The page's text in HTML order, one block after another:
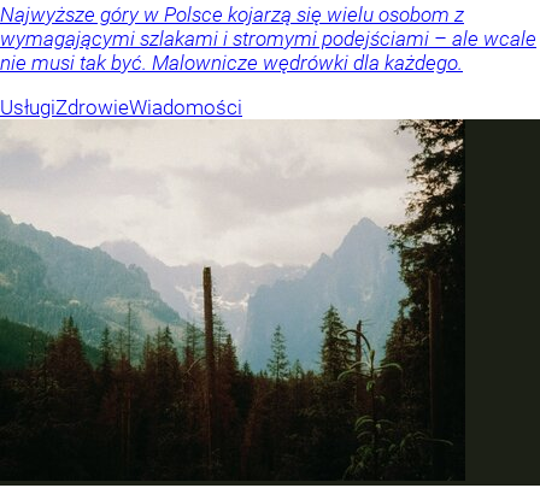
Najwyższe góry w Polsce kojarzą się wielu osobom z
wymagającymi szlakami i stromymi podejściami – ale wcale
nie musi tak być. Malownicze wędrówki dla każdego.
UsługiZdrowieWiadomości